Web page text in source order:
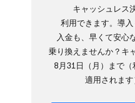
キャッシュレス
利用できます。​導入
入金も、​早くて​安心
乗り換えませんか？​キ
8月31日​（月）まで​（
適用されます